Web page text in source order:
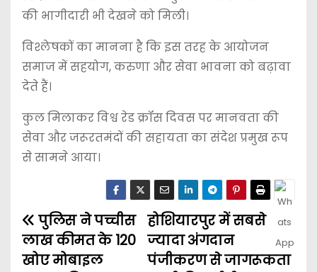
की भागीदारी भी देखने को मिली।
विश्लेषकों का मानना है कि इस तरह के आयोजन
समाज में सहयोग, करुणा और सेवा भावना को बढ़ावा
देते हैं।
कुल मिलाकर विश्व रेड क्रॉस दिवस पर मानवता की
सेवा और जरूरतमंदों की सहायता का संदेश प्रमुख रूप
से सामने आया।
होशियारपुर में सबसे
ज्यादा अंगदान
पंजीकरण से जागरूकता
पुलिस ने पच्चीस
लाख कीमत के 120
खोए मोबाइल